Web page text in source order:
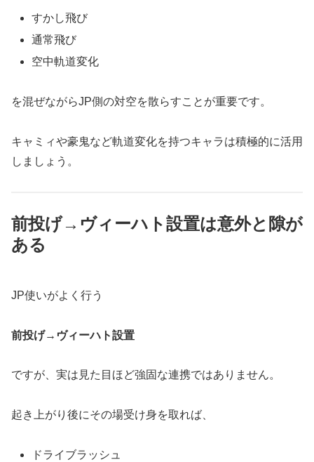
すかし飛び
通常飛び
空中軌道変化
を混ぜながらJP側の対空を散らすことが重要です。
キャミィや豪鬼など軌道変化を持つキャラは積極的に活用
しましょう。
前投げ→ヴィーハト設置は意外と隙が
ある
JP使いがよく行う
前投げ→ヴィーハト設置
ですが、実は見た目ほど強固な連携ではありません。
起き上がり後にその場受け身を取れば、
ドライブラッシュ